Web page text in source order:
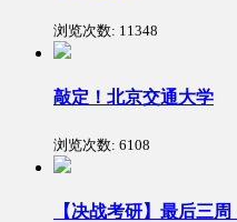
浏览次数: 11348
敲定！北京交通大学
浏览次数: 6108
【决战考研】最后三周